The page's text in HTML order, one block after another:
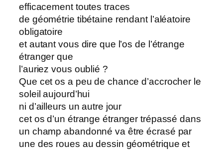
efficacement toutes traces
de géométrie tibétaine rendant l’aléatoire
obligatoire
et autant vous dire que l’os de l’étrange
étranger que
l’auriez vous oublié ?
Que cet os a peu de chance d’accrocher le
soleil aujourd’hui
ni d’ailleurs un autre jour
cet os d’un étrange étranger trépassé dans
un champ abandonné va être écrasé par
une des roues au dessin géométrique et